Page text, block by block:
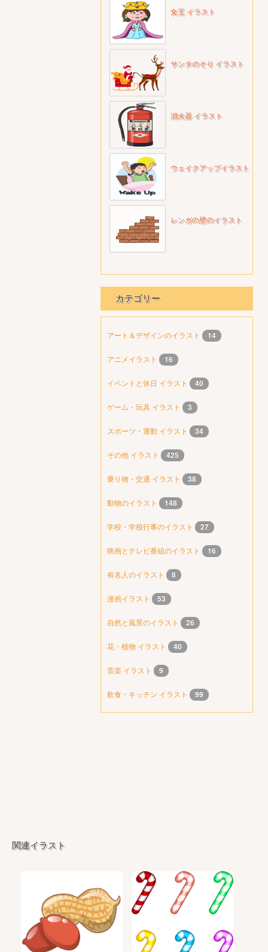
女王 イラスト
サンタのそり イラスト
消火器 イラスト
ウェイクアップイラスト
レンガの壁のイラスト
カテゴリー
アート＆デザインのイラスト 14
アニメイラスト 16
イベントと休日 イラスト 40
ゲーム・玩具 イラスト 3
スポーツ・運動 イラスト 34
その他 イラスト 425
乗り物・交通 イラスト 38
動物のイラスト 148
学校・学校行事のイラスト 27
映画とテレビ番組のイラスト 16
有名人のイラスト 8
漫画イラスト 53
自然と風景のイラスト 26
花・植物 イラスト 40
音楽 イラスト 9
飲食・キッチン イラスト 99
関連イラスト